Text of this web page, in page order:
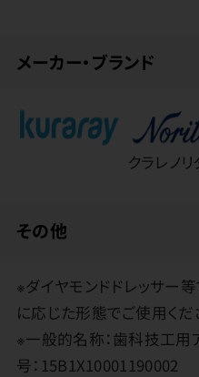
メーカー・ブランド
クラレノ
その他
※ダイヤモンドドレッサー
に応じた形態でご使用くだ
※一般的名称：歯科技工用
号：15B1X10001190002